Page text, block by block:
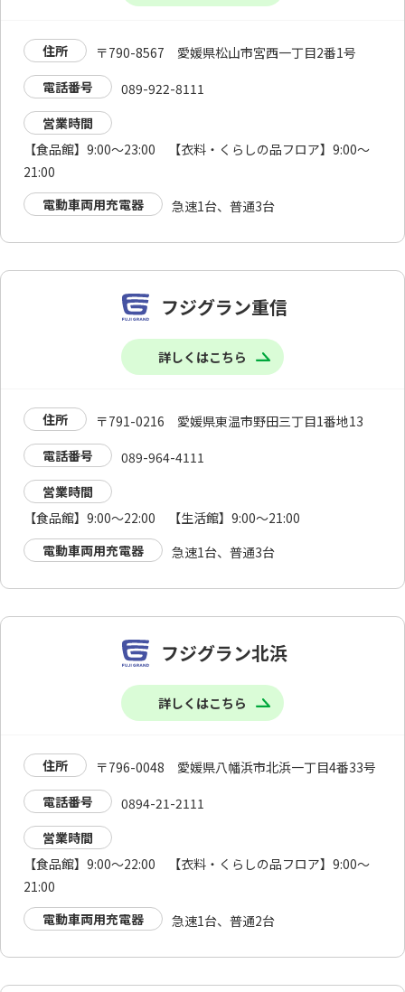
住所
〒790-8567 愛媛県松山市宮西一丁目2番1号
電話番号
089-922-8111
営業時間
【食品館】9:00～23:00 【衣料・くらしの品フロア】9:00～
21:00
電動車両用充電器
急速1台、普通3台
フジグラン重信
詳しくはこちら
住所
〒791-0216 愛媛県東温市野田三丁目1番地13
電話番号
089-964-4111
営業時間
【食品館】9:00～22:00 【生活館】9:00～21:00
電動車両用充電器
急速1台、普通3台
フジグラン北浜
詳しくはこちら
住所
〒796-0048 愛媛県八幡浜市北浜一丁目4番33号
電話番号
0894-21-2111
営業時間
【食品館】9:00～22:00 【衣料・くらしの品フロア】9:00～
21:00
電動車両用充電器
急速1台、普通2台